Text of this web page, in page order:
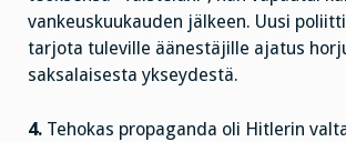
vankeuskuukauden jälkeen. Uusi
tarjota tuleville äänestäjille ajatus
saksalaisesta ykseydestä.
4. Tehokas propaganda oli Hitlerin